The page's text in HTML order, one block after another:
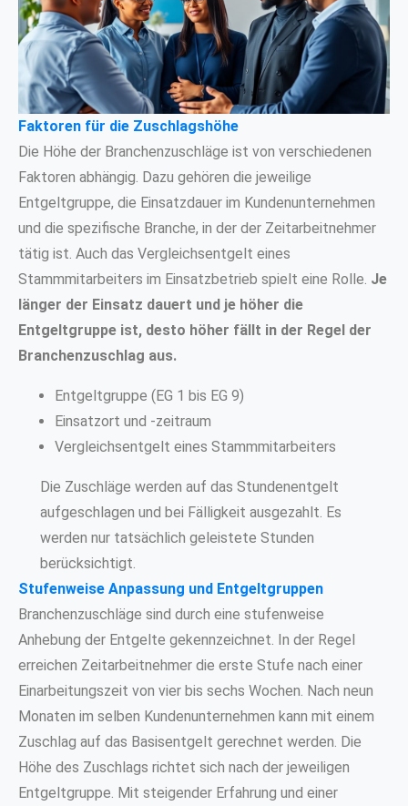
Faktoren für die Zuschlagshöhe
Die Höhe der Branchenzuschläge ist von verschiedenen
Faktoren abhängig. Dazu gehören die jeweilige
Entgeltgruppe, die Einsatzdauer im Kundenunternehmen
und die spezifische Branche, in der der Zeitarbeitnehmer
tätig ist. Auch das Vergleichsentgelt eines
Stammmitarbeiters im Einsatzbetrieb spielt eine Rolle. Je
länger der Einsatz dauert und je höher die
Entgeltgruppe ist, desto höher fällt in der Regel der
Branchenzuschlag aus.
Entgeltgruppe (EG 1 bis EG 9)
Einsatzort und -zeitraum
Vergleichsentgelt eines Stammmitarbeiters
Die Zuschläge werden auf das Stundenentgelt
aufgeschlagen und bei Fälligkeit ausgezahlt. Es
werden nur tatsächlich geleistete Stunden
berücksichtigt.
Stufenweise Anpassung und Entgeltgruppen
Branchenzuschläge sind durch eine stufenweise
Anhebung der Entgelte gekennzeichnet. In der Regel
erreichen Zeitarbeitnehmer die erste Stufe nach einer
Einarbeitungszeit von vier bis sechs Wochen. Nach neun
Monaten im selben Kundenunternehmen kann mit einem
Zuschlag auf das Basisentgelt gerechnet werden. Die
Höhe des Zuschlags richtet sich nach der jeweiligen
Entgeltgruppe. Mit steigender Erfahrung und einer